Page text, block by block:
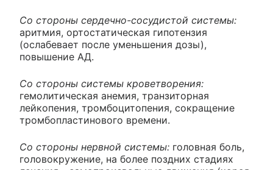
Со стороны сердечно-сосудистой системы:
аритмия, ортостатическая гипотензия
(ослабевает после уменьшения дозы),
повышение АД.
Со стороны системы кроветворения:
гемолитическая анемия, транзиторная
лейкопения, тромбоцитопения, сокращение
тромбопластинового времени.
Со стороны нервной системы: головная боль,
головокружение, на более поздних стадиях